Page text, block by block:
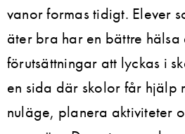
vanor formas tidigt. Elever
äter bra har en bättre hälsa
förutsättningar att lyckas i
en sida där skolor får hjälp
nuläge, planera aktiviteter